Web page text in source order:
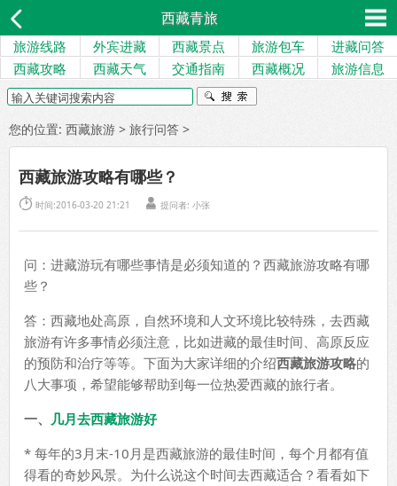
西藏青旅
旅游线路 外宾进藏 西藏景点 旅游包车
进藏问答
西藏攻略
西藏天气 交通指南 西藏概况 旅游信息
您的位置: 西藏旅游 > 旅行问答 >
西藏旅游攻略有哪些？
 时间:2016-03-20 21:21  提问者: 小张
问：进藏游玩有哪些事情是必须知道的？西藏旅游攻略有哪
些？
答：西藏地处高原，自然环境和人文环境比较特殊，去西藏
旅游有许多事情必须注意，比如进藏的最佳时间、高原反应
的预防和治疗等等。下面为大家详细的介绍西藏旅游攻略的
八大事项，希望能够帮助到每一位热爱西藏的旅行者。
一、 几月去西藏旅游好
* 每年的3月末-10月是西藏旅游的最佳时间，每个月都有值
得看的奇妙风景。为什么说这个时间去西藏适合？看看如下